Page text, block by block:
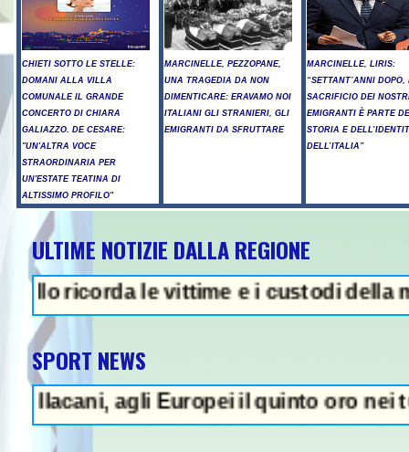
CHIETI SOTTO LE STELLE:
DOMANI ALLA VILLA
COMUNALE IL GRANDE
CONCERTO DI CHIARA
GALIAZZO. DE CESARE:
"UN'ALTRA VOCE
STRAORDINARIA PER
UN'ESTATE TEATINA DI
ALTISSIMO PROFILO"
MARCINELLE, PEZZOPANE,
UNA TRAGEDIA DA NON
DIMENTICARE: ERAVAMO NOI
ITALIANI GLI STRANIERI, GLI
EMIGRANTI DA SFRUTTARE
MARCINELLE, LIRIS:
“SETTANT’ANNI DOPO,
SACRIFICIO DEI
EMIGRANTI È PARTE
STORIA E
DELL’ITALIA”
ULTIME NOTIZIE DALLA REGIONE
le vittime e i custodi della
SPORT NEWS
agli Europei il quinto oro nei tuffi
- Proteste e tensioni, la